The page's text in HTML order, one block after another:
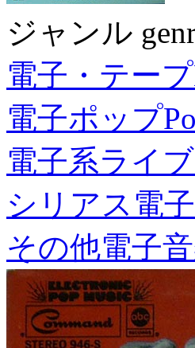
ジャンル
電子・テープ
電子ポップ
電子系ライ
シリアス電
その他電子